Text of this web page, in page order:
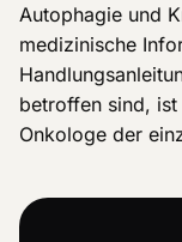
Autophagie und
medizinische
betroffen sind,
Onkologe der